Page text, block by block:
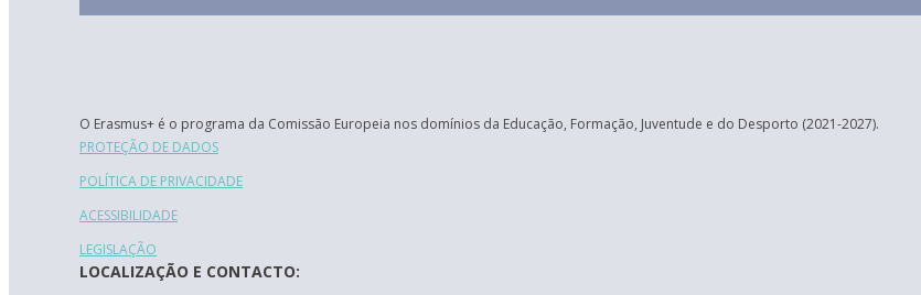
O Erasmus+ é o programa da Comissão Europeia nos domínios da Educação, Formação, Juventude e do Desporto (2021-2027).
PROTEÇÃO DE DADOS
POLÍTICA DE PRIVACIDADE
ACESSIBILIDADE
LEGISLAÇÃO
LOCALIZAÇÃO E CONTACTO: